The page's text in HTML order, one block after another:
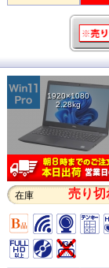
1920×1080
2.28kg
在庫 売り切